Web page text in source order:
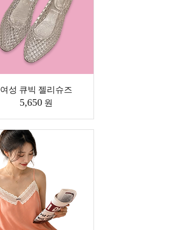
여성 큐빅 젤리슈즈
5,650원